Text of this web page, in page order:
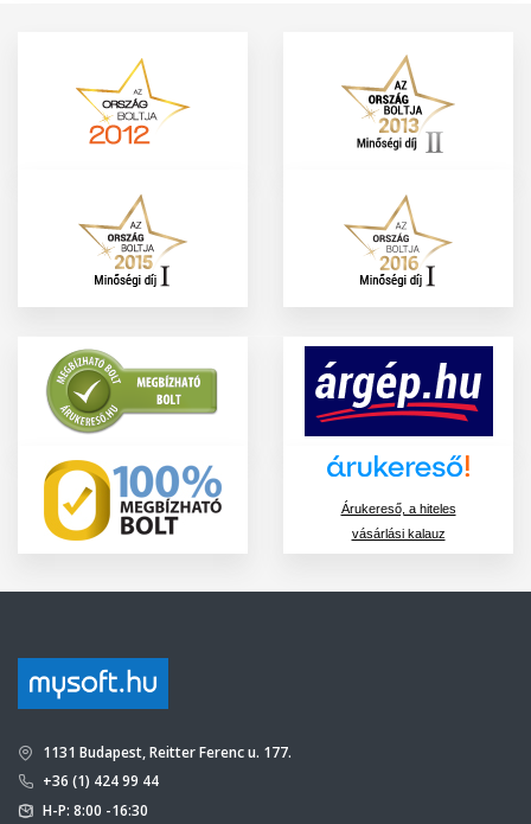
Árukereső, a hiteles
vásárlási kalauz
1131 Budapest, Reitter Ferenc u. 177.
+36 (1) 424 99 44
H-P: 8:00 -16:30